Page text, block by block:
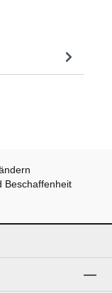
Beschaffenheit